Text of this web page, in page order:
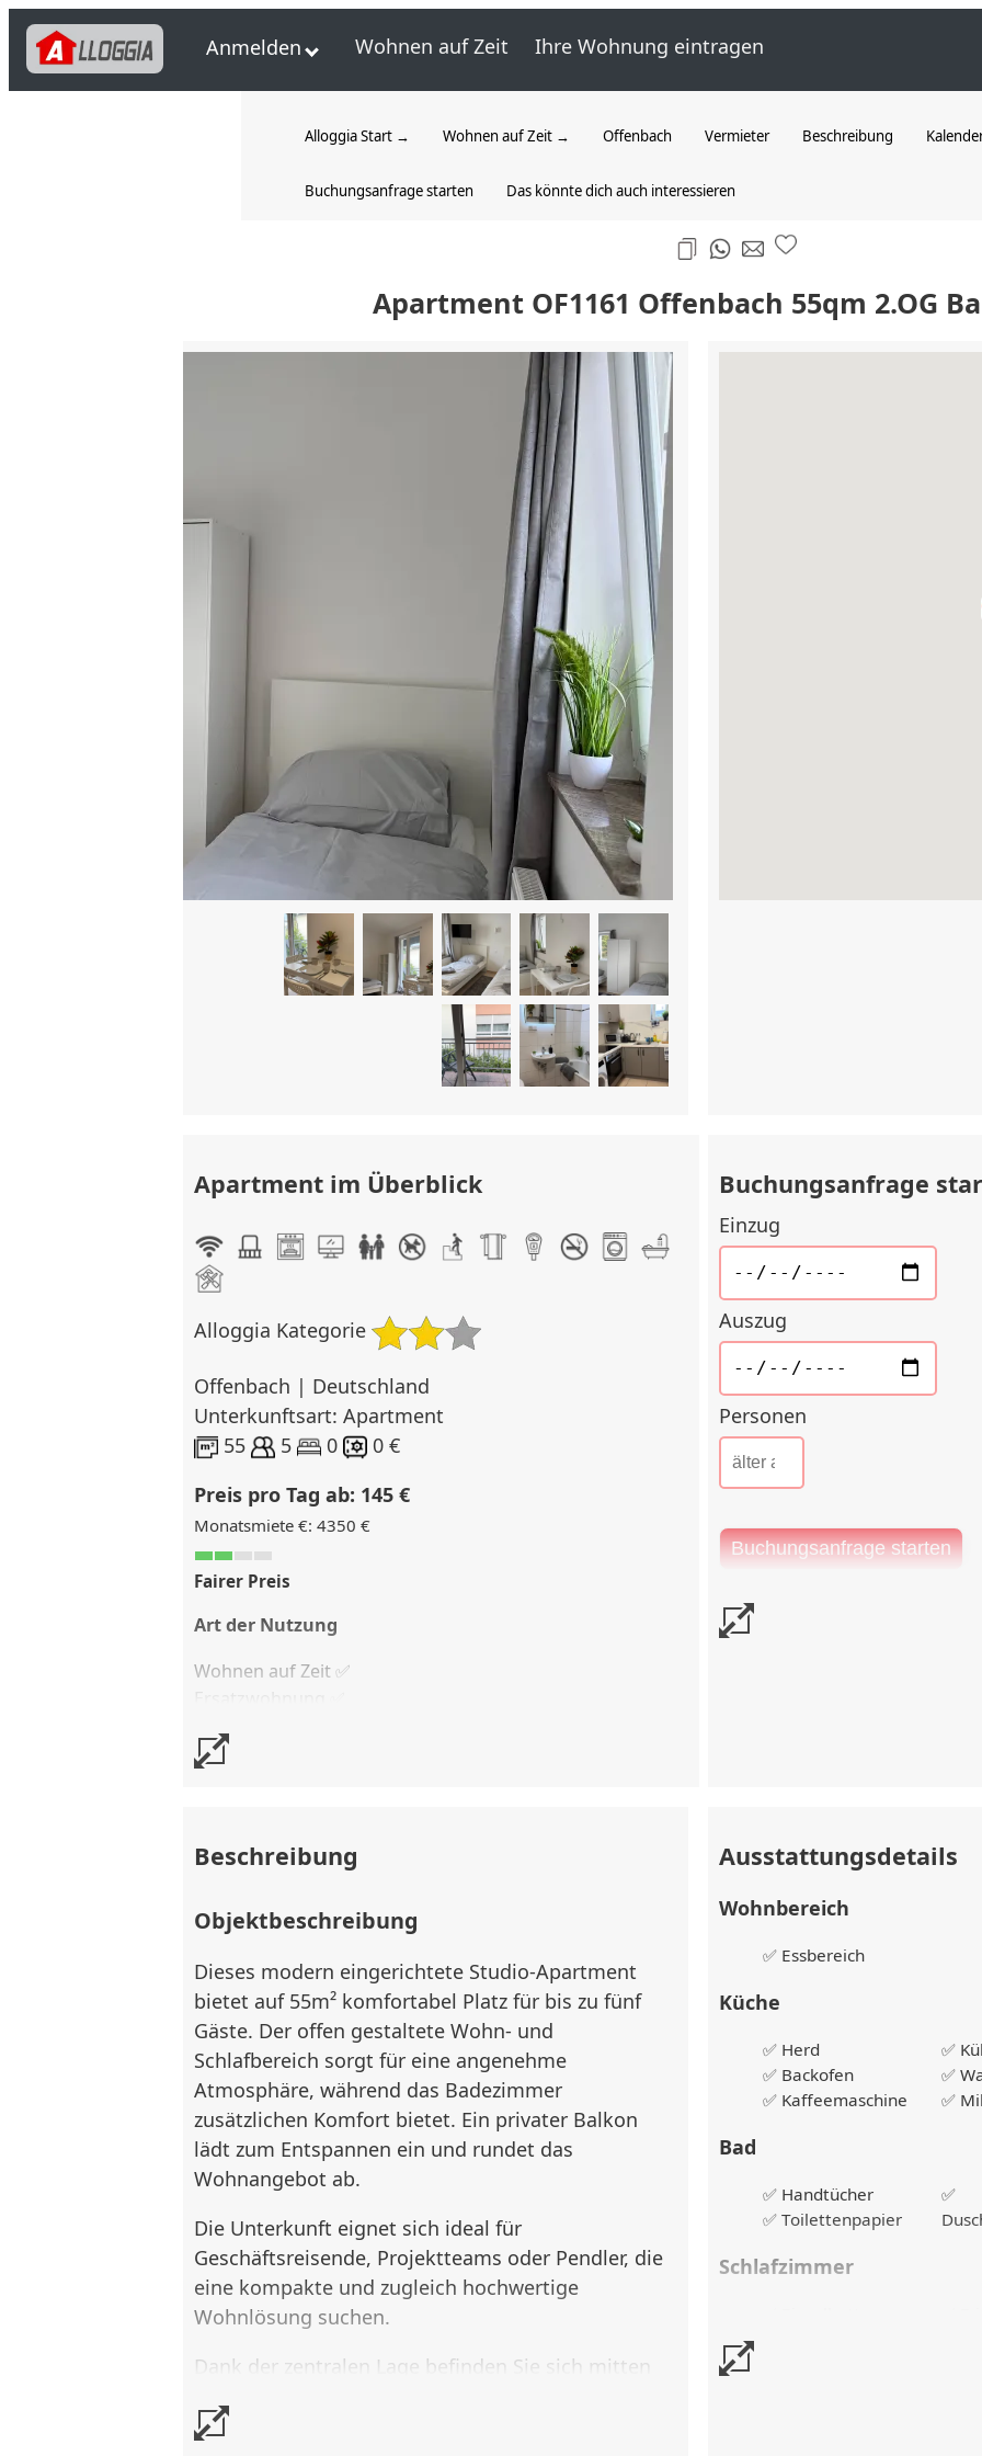
Anmelden Wohnen auf Zeit Ihre Wohnung eintragen
Alloggia Start → Wohnen auf Zeit → Offenbach Vermieter Beschreibung
Buchungsanfrage starten Das könnte dich auch interessieren
Apartment OF1161 Offenbach 55qm 2.OG
Apartment im Überblick
Alloggia Kategorie
Offenbach | Deutschland
Unterkunftsart: Apartment
55
5 0
0 €
Preis pro Tag ab: 145 €
Monatsmiete €: 4350 €
Fairer Preis
Art der Nutzung
Wohnen auf Zeit ✅
Kostenlose Stornierung
Buchungsanfrage
Einzug
Auszug
Personen
Beschreibung
Objektbeschreibung
Dieses modern eingerichtete Studio-Apartment
bietet auf 55m² komfortabel Platz für bis zu fünf
Gäste. Der offen gestaltete Wohn- und
Schlafbereich sorgt für eine angenehme
Atmosphäre, während das Badezimmer
zusätzlichen Komfort bietet. Ein privater Balkon
lädt zum Entspannen ein und rundet das
Wohnangebot ab.
Die Unterkunft eignet sich ideal für
Geschäftsreisende, Projektteams oder Pendler, die
eine kompakte und zugleich hochwertige
Wohnlösung suchen.
Dank der zentralen Lage befinden Sie sich mitten
Frankfurt erreichen Sie in nur etwa 15 Minuten.
Ausstattungsdetails
Wohnbereich
✅ Essbereich
Küche
✅ Herd
✅ Backofen
✅ Kaffeemaschine
✅
✅
✅
Bad
✅ Handtücher
✅ Toilettenpapier
✅
Schlafzimmer